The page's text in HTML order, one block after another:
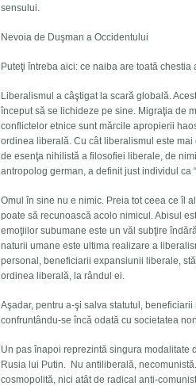
sensului.
Nevoia de Duşman a Occidentului
Puteţi întreba aici: ce naiba are toată
Liberalismul a câştigat la scară globală.
început să se lichideze pe sine. Migraţia de
conflictelor etnice sunt mărcile apropierii
ordinea liberală. Cu cât liberalismul este
de esenţa nihilistă a filosofiei liberale, de
antropolog german, a definit just individul ca
Omul în sine nu e nimic. Preia tot ceea ce îl
poate să recunoască acolo nimicul. Abisul
emoţiilor subumane este un văl subţire
naturii umane este ultima realizare a
personal, beneficiarii expansiunii liberale,
ordinea liberală, la rândul ei.
Aşadar, pentru a-şi salva statutul,
confruntându-se încă odată cu societatea
Un pas înapoi reprezintă singura modalitate
Rusia lui Putin. Nu antiliberală,
cosmopolită, nici atât de radical anti-